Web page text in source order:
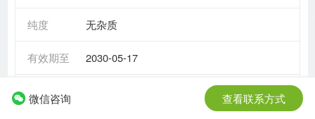
纯度 无杂质
有效期至 2030-05-17
需求情况
微信咨询 查看联系方式